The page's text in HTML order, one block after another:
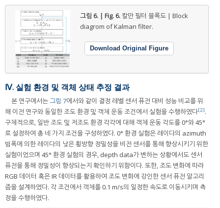
그림 6. | Fig. 6. 칼만 필터 블록도 | Block
diagrom of Kalman filter.
Download Original Figure
Ⅳ. 실험 환경 및 객체 상태 추정 결과
본 연구에서는그림 7에서와 같이 결정 레벨 센서 퓨전 대비 성능 비교를 위
해 이전 연구와 동일한 조도 환경 및 객체 운동 조건에서 실험을 수행하였다[2].
구체적으로, 일반 조도 및 저조도 환경 각각에 대해 객체 운동 각도를 0°와 45°
로 설정하여 총 네 가지 조건을 구성하였다. 0° 환경 실험은 레이다의 azimuth
빔폭에 의한 레이다의 낮은 횡방향 정밀성을 비전 센서를 통해 향상시키기 위한
실험이었으며 45° 환경 실험의 경우, depth data가 변하는 상황에서도 센서
퓨전을 통해 정밀성이 향상되는지 확인하기 위함이다. 또한, 조도 변화에 따라
RGB 데이터 혹은 IR 데이터를 활용하여 조도 변화에 강인한 센서 퓨전 알고리
즘을 설계하였다. 각 조건에서 객체를 0.1 m/s의 일정한 속도로 이동시키며 측
정을 수행하였다.